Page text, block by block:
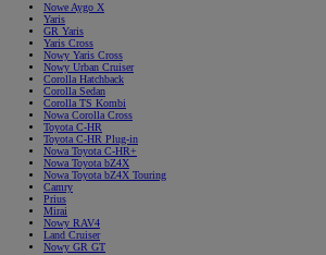
Nowe Aygo X
Yaris
GR Yaris
Yaris Cross
Nowy Yaris Cross
Nowy Urban Cruiser
Corolla Hatchback
Corolla Sedan
Corolla TS Kombi
Nowa Corolla Cross
Toyota C-HR
Toyota C-HR Plug-in
Nowa Toyota C-HR+
Nowa Toyota bZ4X
Nowa Toyota bZ4X Touring
Camry
Prius
Mirai
Nowy RAV4
Land Cruiser
Nowy GR GT